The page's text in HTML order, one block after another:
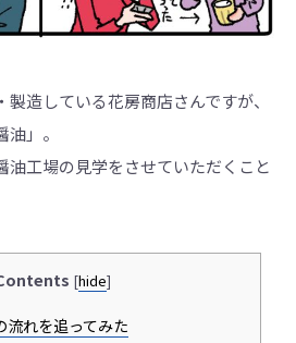
造している花房商店さんですが、
」。
油工場の見学をさせていただくこと
[hide]
れを追ってみた